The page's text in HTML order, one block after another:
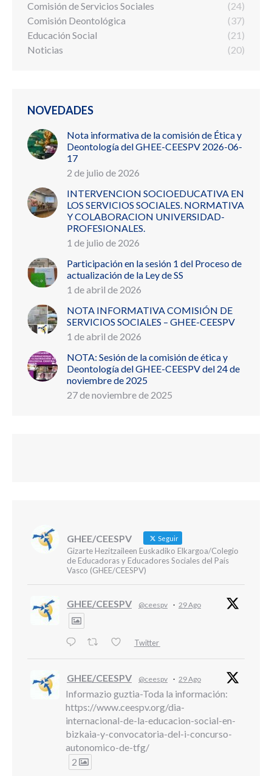
Comisión de Servicios Sociales
(24)
Comisión Deontológica
(37)
Educación Social
(21)
Noticias
(20)
NOVEDADES
Nota informativa de la comisión de Ética y
Deontología del GHEE-CEESPV 2026-06-
17
2 de julio de 2026
INTERVENCION SOCIOEDUCATIVA EN
LOS SERVICIOS SOCIALES. NORMATIVA
Y COLABORACION UNIVERSIDAD-
PROFESIONALES.
1 de julio de 2026
Participación en la sesión 1 del Proceso de
actualización de la Ley de SS
1 de abril de 2026
NOTA INFORMATIVA COMISIÓN DE
SERVICIOS SOCIALES – GHEE-CEESPV
1 de abril de 2026
NOTA: Sesión de la comisión de ética y
Deontología del GHEE-CEESPV del 24 de
noviembre de 2025
27 de noviembre de 2025
GHEE/CEESPV Seguir
Gizarte Hezitzaileen Euskadiko Elkargoa/Colegio
de Educadoras y Educadores Sociales del País
Vasco (GHEE/CEESPV)
GHEE/CEESPV @ceespv · 29 Ago
Twitter
GHEE/CEESPV @ceespv · 29 Ago
Informazio guztia-Toda la información:
https://www.ceespv.org/dia-
internacional-de-la-educacion-social-en-
bizkaia-y-convocatoria-del-i-concurso-
autonomico-de-tfg/
2